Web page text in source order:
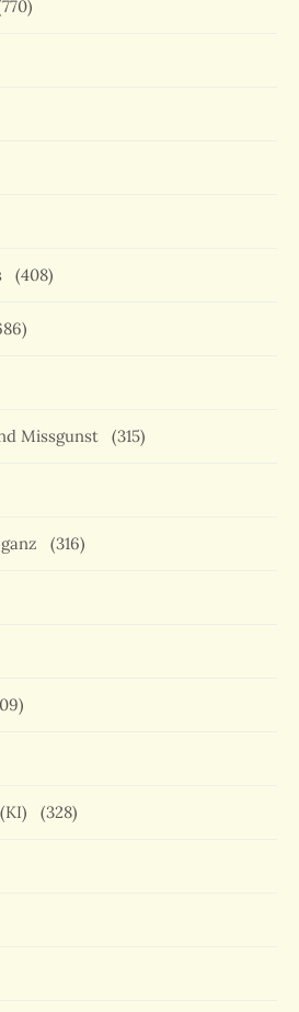
(408)
Missgunst (315)
(316)
(328)